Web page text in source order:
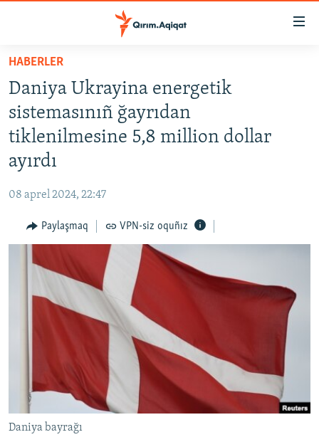
Esas
qaytmaq
Baş
navigatsiyağa
qaytmaq
Qıdıruvğa
SİYASET
İQTİSADİYAT
CEMİYET
İNSAN AQLARI
VİDEO
Українською
QOŞULIÑIZ!
HABERLER
Daniya Ukrayina energetik
sistemasınıñ ğayrıdan
tiklenilmesine 5,8 million dollar
ayırdı
08 aprel 2024, 22:47
Paylaşmaq VPN-siz oquñız
Daniya bayrağı